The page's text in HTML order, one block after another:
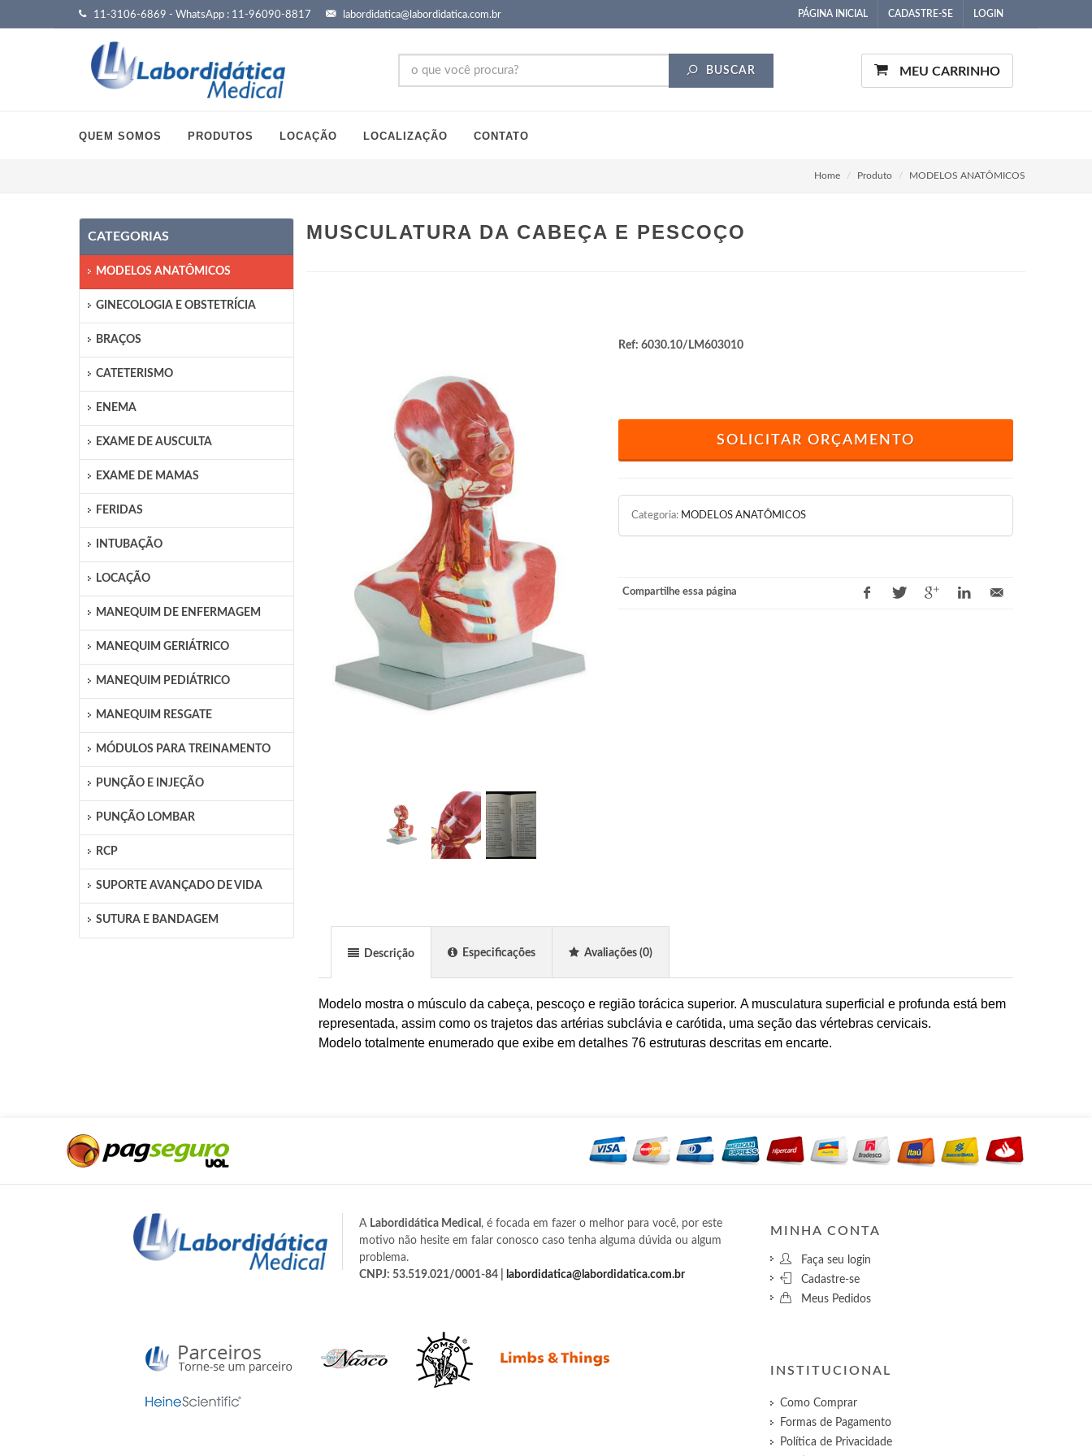
11-3106-6869 - WhatsApp : 11-96090-8817 labordidatica@labordidatica.com.br PÁGINA INICIAL CADASTRE-SE LOGIN
BUSCAR MEU CARRINHO
QUEM SOMOS PRODUTOS LOCAÇÃO LOCALIZAÇÃO CONTATO
Home Produto MODELOS ANATÔMICOS
CATEGORIAS
MODELOS ANATÔMICOS
GINECOLOGIA E OBSTETRÍCIA
BRAÇOS
CATETERISMO
ENEMA
EXAME DE AUSCULTA
EXAME DE MAMAS
FERIDAS
INTUBAÇÃO
LOCAÇÃO
MANEQUIM DE ENFERMAGEM
MANEQUIM GERIÁTRICO
MANEQUIM PEDIÁTRICO
MANEQUIM RESGATE
MÓDULOS PARA TREINAMENTO
PUNÇÃO E INJEÇÃO
PUNÇÃO LOMBAR
RCP
SUPORTE AVANÇADO DE VIDA
SUTURA E BANDAGEM
MUSCULATURA DA CABEÇA E PESCOÇO
Ref: 6030.10/LM603010
SOLICITAR ORÇAMENTO
Categoria: MODELOS ANATÔMICOS
Compartilhe essa página
Descrição Especificações Avaliações(0)
Modelo mostra o músculo da cabeça, pescoço e região torácica superior. A musculatura superficial e profunda está bem
representada, assim como os trajetos das artérias subclávia e carótida, uma seção das vértebras cervicais.
Modelo totalmente enumerado que exibe em detalhes 76 estruturas descritas em encarte.
A Labordidática Medical , é focada em fazer o melhor para você, por este
motivo não hesite em falar conosco caso tenha alguma dúvida ou algum
problema.
CNPJ: 53.519.021/0001-84 |
labordidatica@labordidatica.com.br
MINHA CONTA
Faça seu login
Cadastre-se
Meus Pedidos
INSTITUCIONAL
Como Comprar
Formas de Pagamento
Política de Privacidade